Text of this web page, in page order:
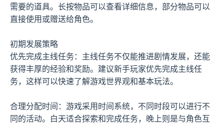
需要的道具。长按物品可以查看详细信息，部分物品可以
直接使用或赠送给角色。
初期发展策略
优先完成主线任务：主线任务不仅能推进剧情发展，还能
获得丰厚的经验和奖励。建议新手玩家优先完成主线任
务，这样可以快速了解游戏世界观和基本玩法。
合理分配时间：游戏采用时间系统，不同时段可以进行不
同的活动。白天适合探索和完成任务，晚上则是与角色互